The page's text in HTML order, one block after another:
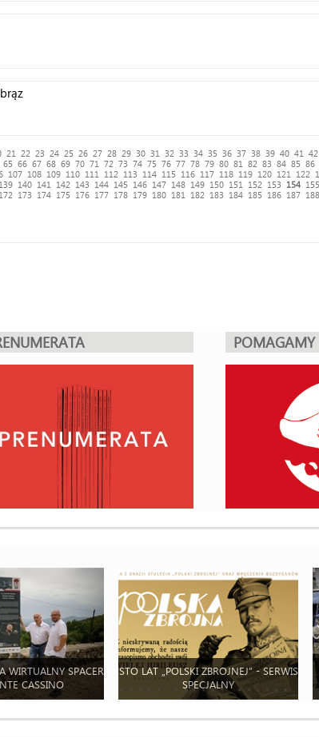
21 22 23 24 25 26 27 28 29 30 31 32 33 34 35 36 37 38 39 40 41 42
65 66 67 68 69 70 71 72 73 74 75 76 77 78 79 80 81 82 83 84 85 86
107 108 109 110 111 112 113 114 115 116 117 118 119 120 121 122
139 140 141 142 143 144 145 146 147 148 149 150 151 152 153 154 155
172 173 174 175 176 177 178 179 180 181 182 183 184 185 186 187 188
POMAGAMY
WIRTUALNY SPACER
CASSINO
STO LAT „POLSKI ZBROJNEJ” - SERWIS
SPECJALNY